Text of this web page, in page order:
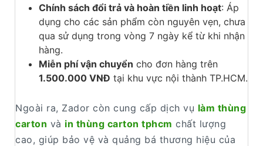
Chính sách đổi trả và hoàn tiền linh hoạt: Áp
dụng cho các sản phẩm còn nguyên vẹn, chưa
qua sử dụng trong vòng 7 ngày kể từ khi nhận
hàng.
Miễn phí vận chuyển cho đơn hàng trên
1.500.000 VNĐ tại khu vực nội thành TP.HCM.
Ngoài ra, Zador còn cung cấp dịch vụ làm thùng
carton và in thùng carton tphcm chất lượng
cao, giúp bảo vệ và quảng bá thương hiệu của